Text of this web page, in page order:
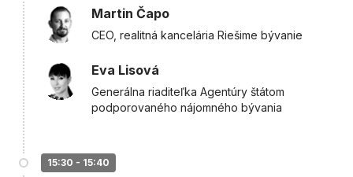
Martin Čapo
CEO, realitná kancelária Riešime bývanie
Eva Lisová
Generálna riaditeľka Agentúry štátom
podporovaného nájomného bývania
15:30 - 15:40